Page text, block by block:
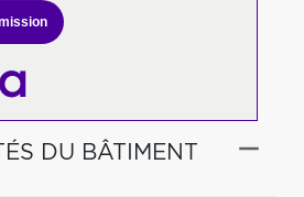
DU BÂTIMENT